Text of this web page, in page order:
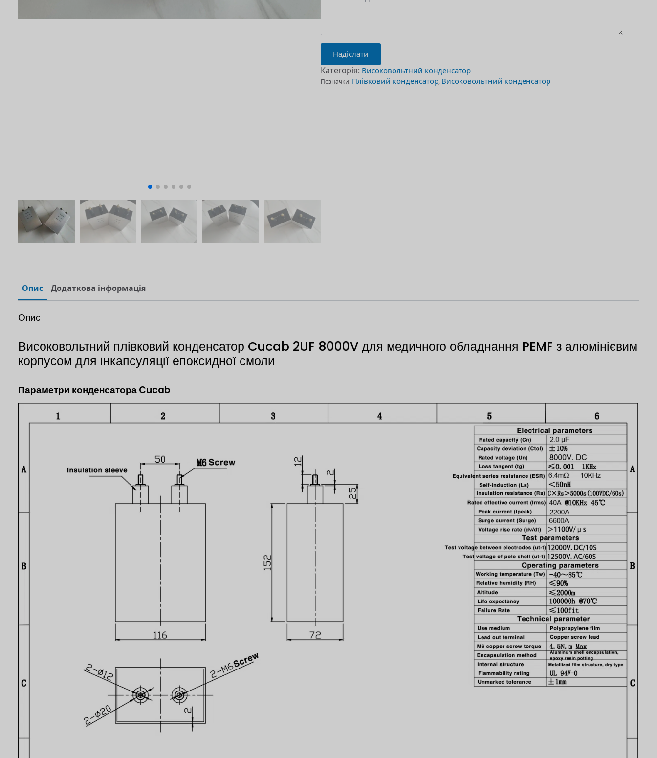
Надіслати
Категорія: Високовольтний конденсатор
Позначки: Плівковий конденсатор, Високовольтний конденсатор
Опис Додаткова інформація
Опис
Високовольтний плівковий конденсатор Cucab 2UF 8000V для медичного обладнання PEMF з алюмінієвим
корпусом для інкапсуляції епоксидної смоли
Параметри конденсатора Cucab